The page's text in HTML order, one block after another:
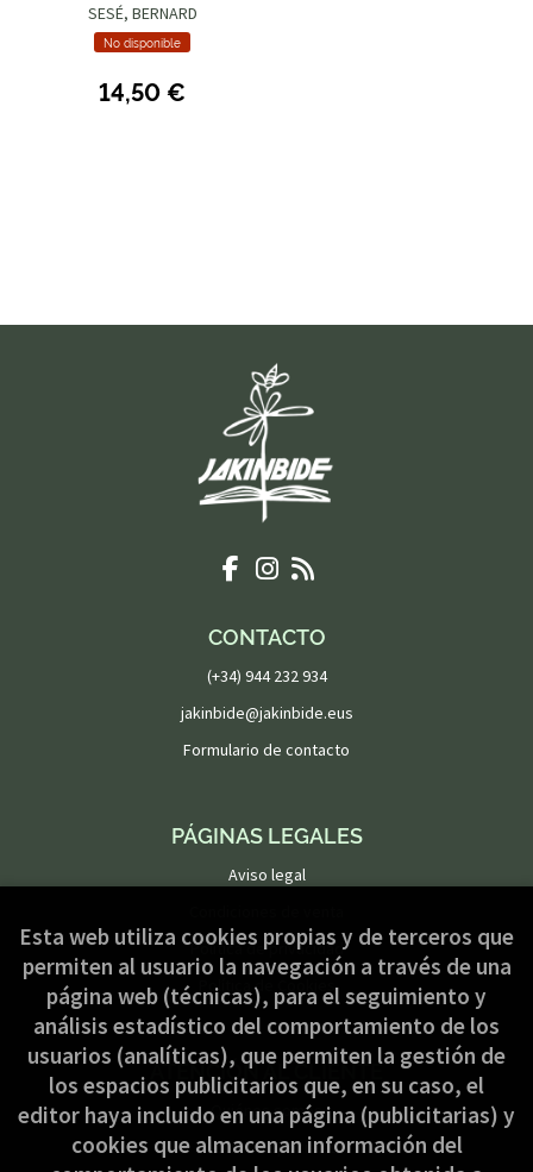
SESÉ, BERNARD
No disponible
14,50 €
CONTACTO
(+34) 944 232 934
jakinbide@jakinbide.eus
Formulario de contacto
PÁGINAS LEGALES
Aviso legal
Política de privacidad
Política de Cookies
ATENCIÓN AL CLIENTE
Quiénes somos
Pedidos especiales
Esta web utiliza cookies propias y de terceros que
permiten al usuario la navegación a través de una
página web (técnicas), para el seguimiento y
análisis estadístico del comportamiento de los
usuarios (analíticas), que permiten la gestión de
los espacios publicitarios que, en su caso, el
editor haya incluido en una página (publicitarias) y
cookies que almacenan información del